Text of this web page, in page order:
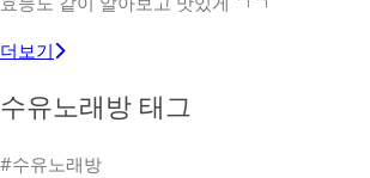
더보기
수유노래방 태그
#수유노래방